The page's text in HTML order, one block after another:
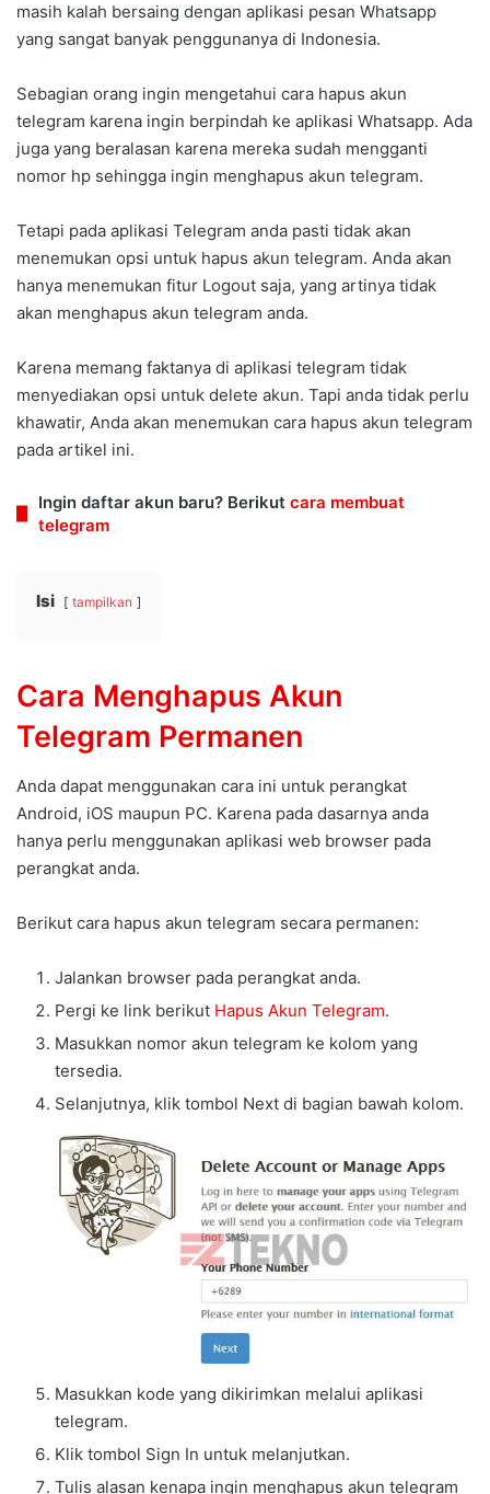
masih kalah bersaing dengan aplikasi pesan Whatsapp
yang sangat banyak penggunanya di Indonesia.
Sebagian orang ingin mengetahui cara hapus akun
telegram karena ingin berpindah ke aplikasi Whatsapp. Ada
juga yang beralasan karena mereka sudah mengganti
nomor hp sehingga ingin menghapus akun telegram.
Tetapi pada aplikasi Telegram anda pasti tidak akan
menemukan opsi untuk hapus akun telegram. Anda akan
hanya menemukan fitur Logout saja, yang artinya tidak
akan menghapus akun telegram anda.
Karena memang faktanya di aplikasi telegram tidak
menyediakan opsi untuk delete akun. Tapi anda tidak perlu
khawatir, Anda akan menemukan cara hapus akun telegram
pada artikel ini.
Ingin daftar akun baru? Berikut cara membuat
telegram
Isi tampilkan
Cara Menghapus Akun
Telegram Permanen
Anda dapat menggunakan cara ini untuk perangkat
Android, iOS maupun PC. Karena pada dasarnya anda
hanya perlu menggunakan aplikasi web browser pada
perangkat anda.
Berikut cara hapus akun telegram secara permanen:
Jalankan browser pada perangkat anda.
Pergi ke link berikut Hapus Akun Telegram.
Masukkan nomor akun telegram ke kolom yang
tersedia.
Selanjutnya, klik tombol Next di bagian bawah kolom.
Masukkan kode yang dikirimkan melalui aplikasi
telegram.
Klik tombol Sign In untuk melanjutkan.
Tulis alasan kenapa ingin menghapus akun telegram